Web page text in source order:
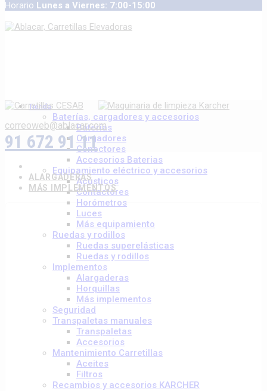
Horario Lunes a Viernes: 7:00-15:00
Tienda
Baterías, cargadores y accesorios
Baterías
Cargadores
Conectores
Accesorios Baterias
Equipamiento eléctrico y accesorios
Acústicos
Contactores
Horómetros
Luces
Más equipamiento
Ruedas y rodillos
Ruedas superelásticas
Ruedas y rodillos
Implementos
Alargaderas
Horquillas
Más implementos
Seguridad
Transpaletas manuales
Transpaletas
Accesorios
Mantenimiento Carretillas
Aceites
Filtros
Recambios y accesorios KARCHER
correoweb@ablacar.com
91 672 91 11
ALARGADERAS
MÁS IMPLEMENTOS